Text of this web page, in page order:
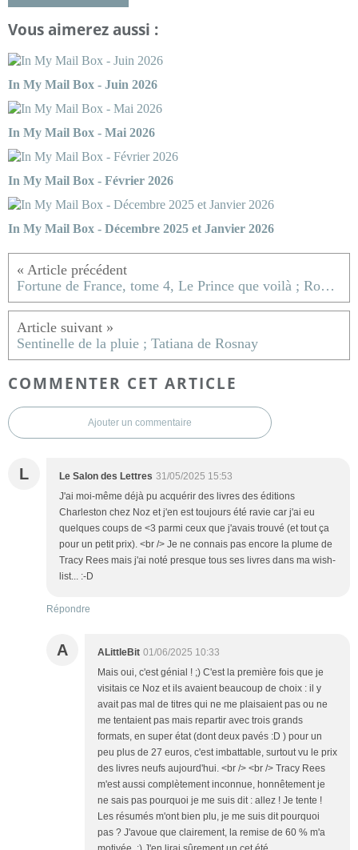
Vous aimerez aussi :
In My Mail Box - Juin 2026
In My Mail Box - Mai 2026
In My Mail Box - Février 2026
In My Mail Box - Décembre 2025 et Janvier 2026
Fortune de France, tome 4, Le Prince que voilà ; Robert Merle
Sentinelle de la pluie ; Tatiana de Rosnay
COMMENTER CET ARTICLE
Ajouter un commentaire
L Le Salon des Lettres 31/05/2025 15:53
J'ai moi-même déjà pu acquérir des livres des éditions
Charleston chez Noz et j'en est toujours été ravie car j'ai eu
quelques coups de <3 parmi ceux que j'avais trouvé (et tout ça
pour un petit prix). <br /> Je ne connais pas encore la plume de
Tracy Rees mais j'ai noté presque tous ses livres dans ma wish-
list... :-D
Répondre
A ALittleBit 01/06/2025 10:33
Mais oui, c'est génial ! ;) C'est la première fois que je
visitais ce Noz et ils avaient beaucoup de choix : il y
avait pas mal de titres qui ne me plaisaient pas ou ne
me tentaient pas mais repartir avec trois grands
formats, en super état (dont deux pavés :D ) pour un
peu plus de 27 euros, c'est imbattable, surtout vu le prix
des livres neufs aujourd'hui. <br /> <br /> Tracy Rees
m'est aussi complètement inconnue, honnêtement je
ne sais pas pourquoi je me suis dit : allez ! Je tente !
Les résumés m'ont bien plu, je me suis dit pourquoi
pas ? J'avoue que clairement, la remise de 60 % m'a